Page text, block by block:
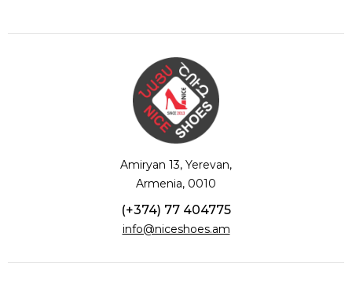
Amiryan 13, Yerevan,
Armenia, 0010
(+374) 77 404775
info@niceshoes.am